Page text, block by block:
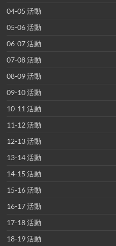
04-05 活動
05-06 活動
06-07 活動
07-08 活動
08-09 活動
09-10 活動
10-11 活動
11-12 活動
12-13 活動
13-14 活動
14-15 活動
15-16 活動
16-17 活動
17-18 活動
18-19 活動